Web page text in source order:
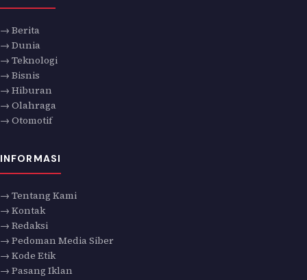
→ Berita
→ Dunia
→ Teknologi
→ Bisnis
→ Hiburan
→ Olahraga
→ Otomotif
INFORMASI
→ Tentang Kami
→ Kontak
→ Redaksi
→ Pedoman Media Siber
→ Kode Etik
→ Pasang Iklan